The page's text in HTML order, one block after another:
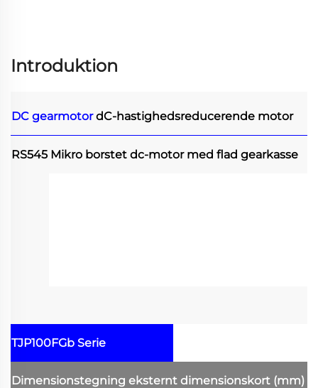
Introduktion
DC gearmotordC-hastighedsreducerende motor
RS545 Mikro borstet dc-motor med flad gearkasse
TJP100FGb Serie
Dimensionstegning eksternt dimensionskort (mm)